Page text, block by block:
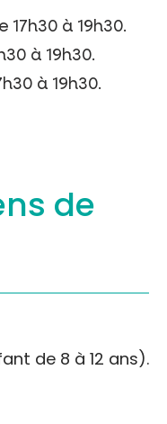
17h30 à 19h30.
à 19h30.
à 19h30.
de
de 8 à 12 ans).